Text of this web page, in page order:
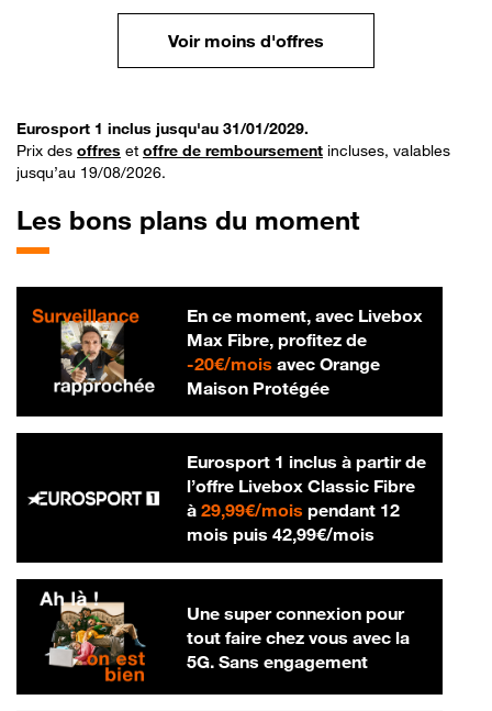
Voir moins d'offres
Eurosport 1 inclus jusqu'au 31/01/2029.
Prix des offres et offre de remboursement incluses, valables
jusqu’au 19/08/2026.
Les bons plans du moment
En ce moment, avec Livebox
Max Fibre, profitez de
-20€/mois20 € par mois
avec Orange
Maison Protégée
Eurosport 1 inclus à partir de
l’offre Livebox Classic Fibre
à 29,99€/mois29,99 € par mois
pendant 12
mois puis 42,99€/mois42,99 € par
Une super connexion pour
tout faire chez vous avec la
5G. Sans engagement